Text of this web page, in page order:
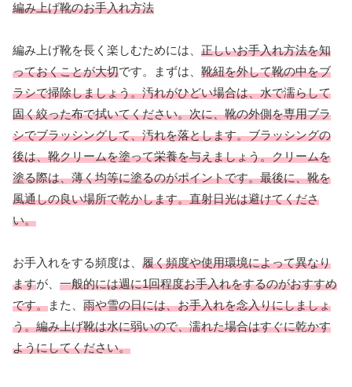
編み上げ靴のお手入れ方法
編み上げ靴を長く楽しむためには、 正しいお手入れ方法を知
っておくことが大切です。まずは、 靴紐を外して靴の中をブ
ラシで掃除しましょう。汚れがひどい場合は、水で濡らして
固く絞った布で拭いてください。次に、靴の外側を専用ブラ
シでブラッシングして、汚れを落とします。ブラッシングの
後は、靴クリームを塗って栄養を与えましょう。クリームを
塗る際は、薄く均等に塗るのがポイントです。最後に、靴を
風通しの良い場所で乾かします。直射日光は避けてくださ
い。
お手入れをする頻度は、 履く頻度や使用環境によって異なり
ますが、 一般的には週に1回程度お手入れをするのがおすすめ
です。また、 雨や雪の日には、お手入れを念入りにしましょ
う。編み上げ靴は水に弱いので、濡れた場合はすぐに乾かす
ようにしてください。